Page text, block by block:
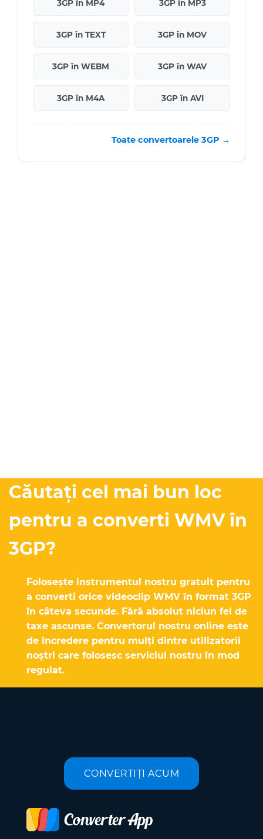
3GP în MP4 3GP în MP3
3GP în TEXT 3GP în MOV
3GP în WEBM 3GP în WAV
3GP în M4A 3GP în AVI
Toate convertoarele 3GP →
Căutați cel mai bun loc
pentru a converti WMV în
3GP?
Folosește instrumentul nostru gratuit pentru
a converti orice videoclip WMV în format 3GP
în câteva secunde. Fără absolut niciun fel de
taxe ascunse. Convertorul nostru online este
de încredere pentru mulți dintre utilizatorii
noștri care folosesc serviciul nostru în mod
regulat.
CONVERTIȚI ACUM